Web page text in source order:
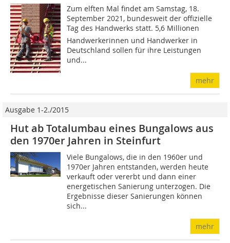
Zum elften Mal findet am Samstag, 18.
September 2021, bundesweit der offizielle
Tag des Handwerks statt. 5,6 Millionen
Handwerkerinnen und Handwerker in
Deutschland sollen für ihre Leistungen
und...
mehr
Ausgabe 1-2./2015
Hut ab Totalumbau eines Bungalows aus
den 1970er Jahren in Steinfurt
Viele Bungalows, die in den 1960er und
1970er Jahren entstanden, werden heute
verkauft oder vererbt und dann einer
energetischen Sanierung unterzogen. Die
Ergebnisse dieser Sanierungen können
sich...
mehr